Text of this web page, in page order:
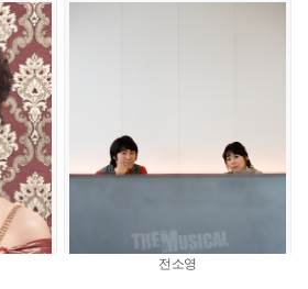
전소영